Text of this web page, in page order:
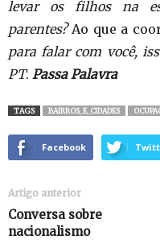
levar os filhos na
parentes?Ao que a
para falar com você,
PT. Passa Palavra
TAGS BAIRROS_E_CIDADES
Facebook
Artigo anterior
Conversa sobre
nacionalismo